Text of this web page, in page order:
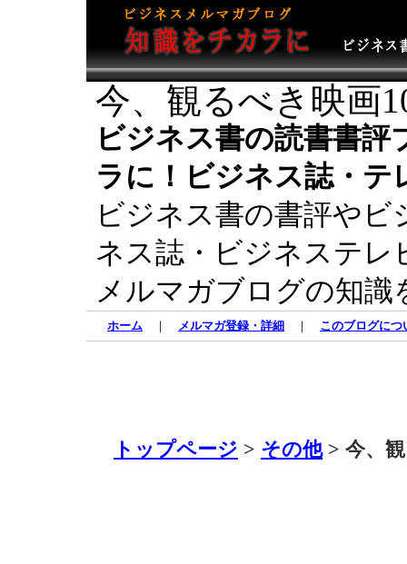
今、観るべき映画
ビジネス書の読書書
ラに！ビジネス誌・テ
ビジネス書の書評や
ネス誌・ビジネステ
メルマガブログの知識
ホーム ｜ メルマガ登録・詳細 ｜ このブログにつ
トップページ > その他> 今、観